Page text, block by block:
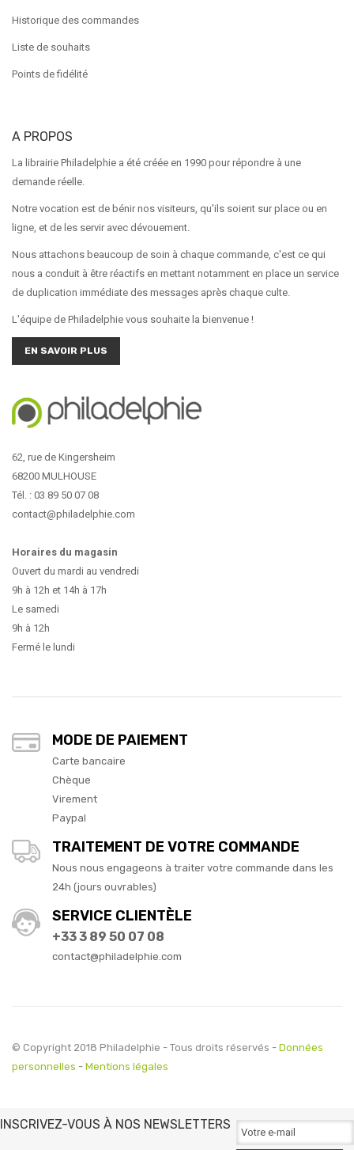
Historique des commandes
Liste de souhaits
Points de fidélité
A PROPOS
La librairie Philadelphie a été créée en 1990 pour répondre à une
demande réelle.
Notre vocation est de bénir nos visiteurs, qu'ils soient sur place ou en
ligne, et de les servir avec dévouement.
Nous attachons beaucoup de soin à chaque commande, c'est ce qui
nous a conduit à être réactifs en mettant notamment en place un service
de duplication immédiate des messages après chaque culte.
L'équipe de Philadelphie vous souhaite la bienvenue !
EN SAVOIR PLUS
62, rue de Kingersheim
68200 MULHOUSE
Tél. : 03 89 50 07 08
contact@philadelphie.com
Horaires du magasin
Ouvert du mardi au vendredi
9h à 12h et 14h à 17h
Le samedi
9h à 12h
Fermé le lundi
MODE DE PAIEMENT
Carte bancaire
Chèque
Virement
Paypal
TRAITEMENT DE VOTRE COMMANDE
Nous nous engageons à traiter votre commande dans les
24h (jours ouvrables)
SERVICE CLIENTÈLE
+33 3 89 50 07 08
contact@philadelphie.com
© Copyright 2018 Philadelphie - Tous droits réservés - Données
personnelles - Mentions légales
INSCRIVEZ-VOUS À NOS NEWSLETTERS